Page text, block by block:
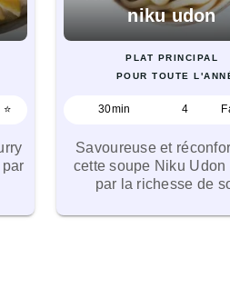
niku udon
PLAT PRINCIPAL
POUR TOUTE
30min 4
Savoureuse et
cette soupe Niku Udon
par la richesse de